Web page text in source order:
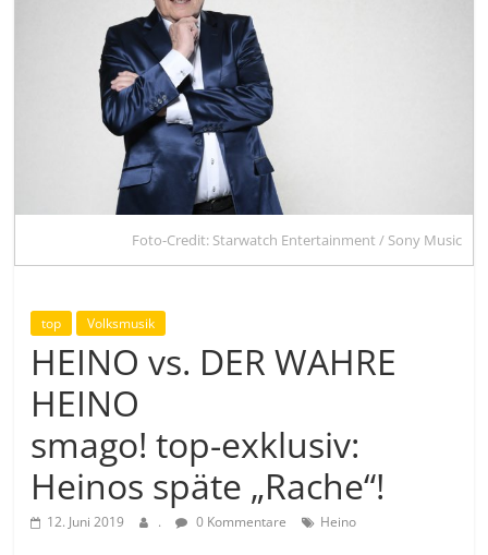
Foto-Credit: Starwatch Entertainment / Sony Music
top Volksmusik
HEINO vs. DER WAHRE
HEINO
smago! top-exklusiv:
Heinos späte „Rache“!
12. Juni 2019 . 0 Kommentare Heino